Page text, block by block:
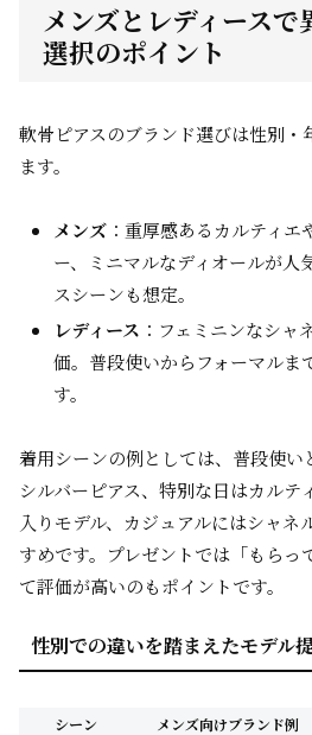
メンズとレディースで
選択のポイント
軟骨ピアスのブランド選びは性別・
ます。
メンズ ：重厚感あるカルティ
ー、ミニマルなディオールが人
スシーンも想定。
レディース ：フェミニンなシャ
価。普段使いからフォーマルま
す。
着用シーンの例としては、普段使い
シルバーピアス、特別な日はカルテ
入りモデル、カジュアルにはシャネ
すめです。プレゼントでは「もらっ
て評価が高いのもポイントです。
性別での違いを踏まえたモデル
シーン メンズ向けブランド例